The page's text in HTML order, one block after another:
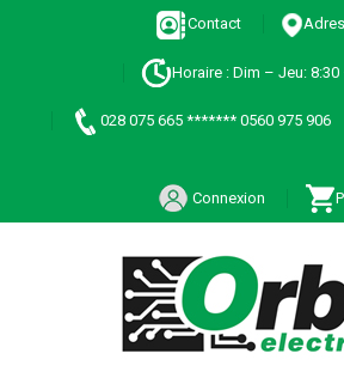
Contact
Horaire : Dim – Jeu: 8:30
028 075 665 ******* 0560 975 906
Connexion